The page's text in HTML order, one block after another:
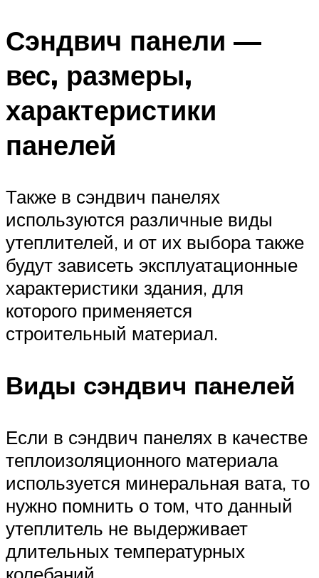
Сэндвич панели —
вес, размеры,
характеристики
панелей
Также в сэндвич панелях
используются различные виды
утеплителей, и от их выбора также
будут зависеть эксплуатационные
характеристики здания, для
которого применяется
строительный материал.
Виды сэндвич панелей
Если в сэндвич панелях в качестве
теплоизоляционного материала
используется минеральная вата, то
нужно помнить о том, что данный
утеплитель не выдерживает
длительных температурных